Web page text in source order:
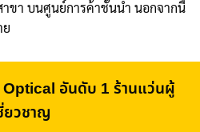
าขา บนศูนย์การค้าชั้นนำ นอกจากนี้
อันดับ 1 ร้านแว่นผู้
ยวชาญ